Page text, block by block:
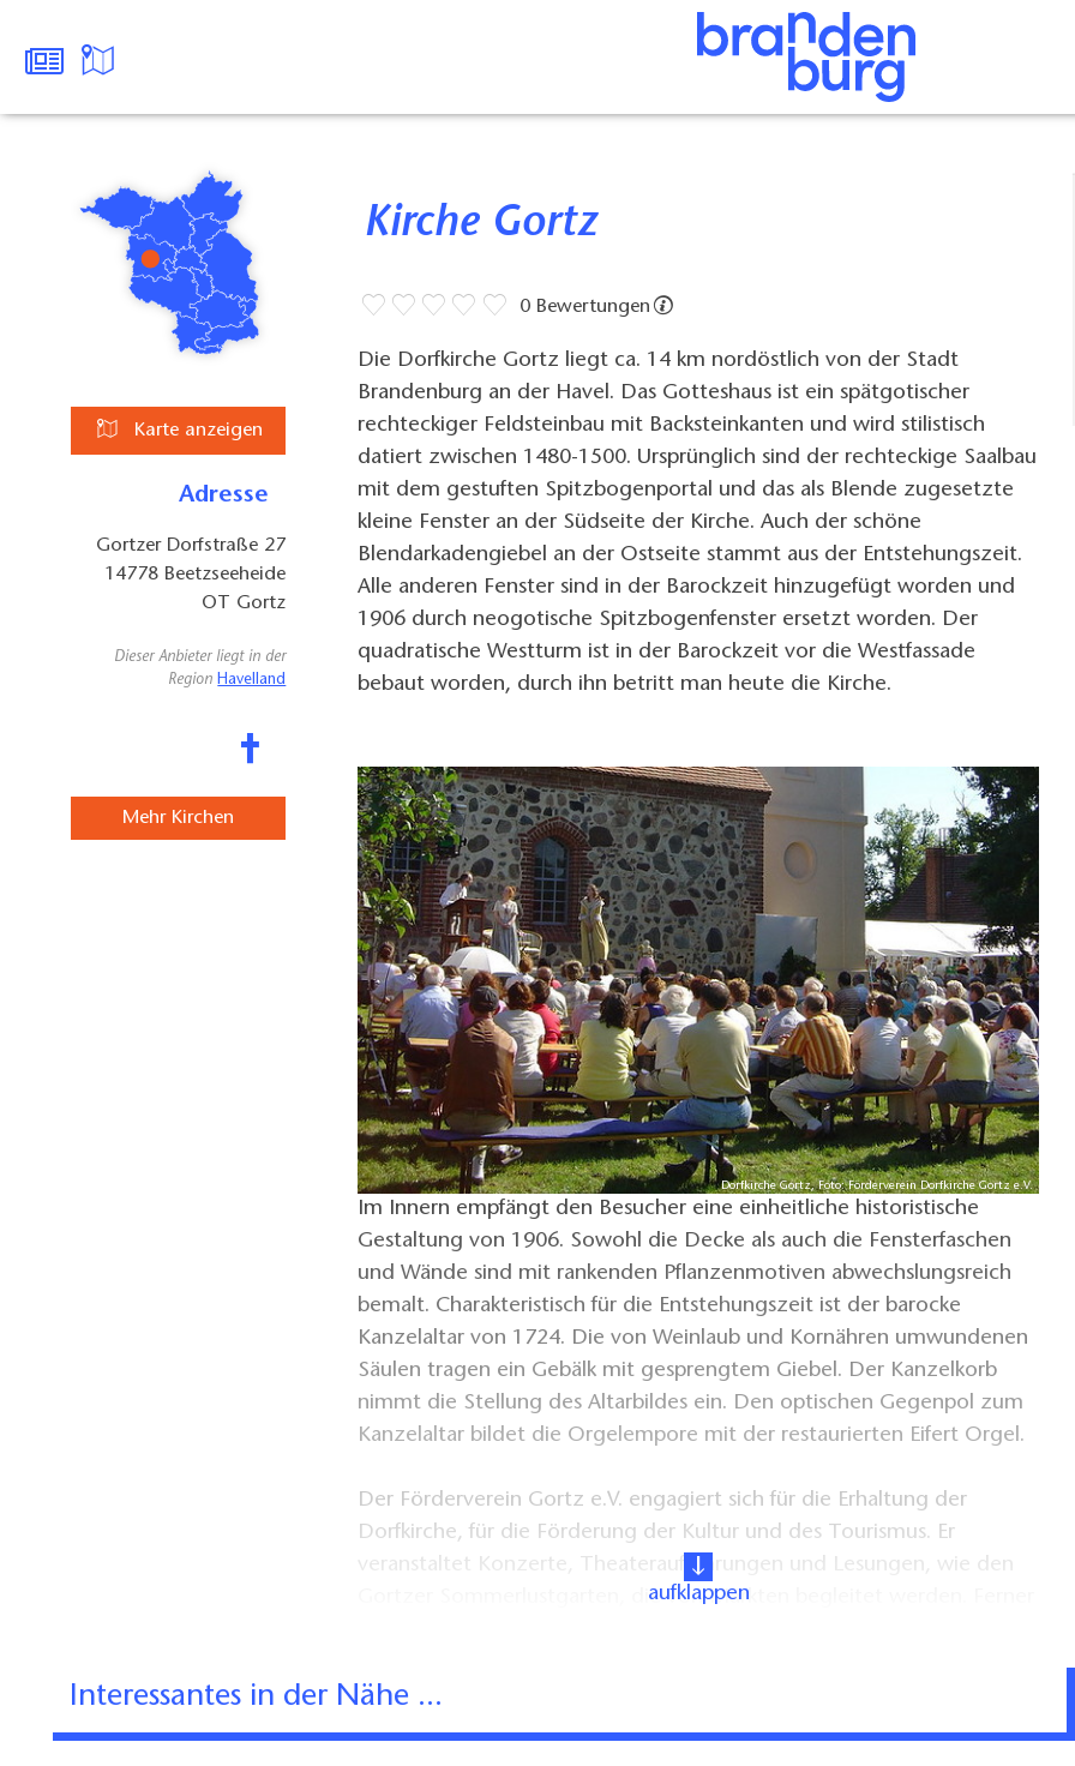
Karte anzeigen
Adresse
Gortzer Dorfstraße 27
14778 Beetzseeheide
OT Gortz
Dieser Anbieter liegt in der
Region Havelland
Mehr Kirchen
Kirche Gortz
0 Bewertungen
Die Dorfkirche Gortz liegt ca. 14 km nordöstlich von der Stadt
Brandenburg an der Havel. Das Gotteshaus ist ein spätgotischer
rechteckiger Feldsteinbau mit Backsteinkanten und wird stilistisch
datiert zwischen 1480-1500. Ursprünglich sind der rechteckige Saalbau
mit dem gestuften Spitzbogenportal und das als Blende zugesetzte
kleine Fenster an der Südseite der Kirche. Auch der schöne
Blendarkadengiebel an der Ostseite stammt aus der Entstehungszeit.
Alle anderen Fenster sind in der Barockzeit hinzugefügt worden und
1906 durch neogotische Spitzbogenfenster ersetzt worden. Der
quadratische Westturm ist in der Barockzeit vor die Westfassade
bebaut worden, durch ihn betritt man heute die Kirche.
Dorfkirche Gortz, Foto: Förderverein Dorfkirche Gortz e.V.
Im Innern empfängt den Besucher eine einheitliche historistische
Gestaltung von 1906. Sowohl die Decke als auch die Fensterfaschen
und Wände sind mit rankenden Pflanzenmotiven abwechslungsreich
bemalt. Charakteristisch für die Entstehungszeit ist der barocke
Kanzelaltar von 1724. Die von Weinlaub und Kornähren umwundenen
Säulen tragen ein Gebälk mit gesprengtem Giebel. Der Kanzelkorb
nimmt die Stellung des Altarbildes ein. Den optischen Gegenpol zum
Kanzelaltar bildet die Orgelempore mit der restaurierten Eifert Orgel.
Der Förderverein Gortz e.V. engagiert sich für die Erhaltung der
Dorfkirche, für die Förderung der Kultur und des Tourismus. Er
veranstaltet Konzerte, Theateraufführungen und Lesungen, wie den
Gortzer Sommerlustgarten, die von Märkten begleitet werden. Ferner
„Klöstern der Asketen, die Zisterzienser in Brandenburg, Kloster Zinna
& Lehnin“.
aufklappen
Interessantes in der Nähe ...